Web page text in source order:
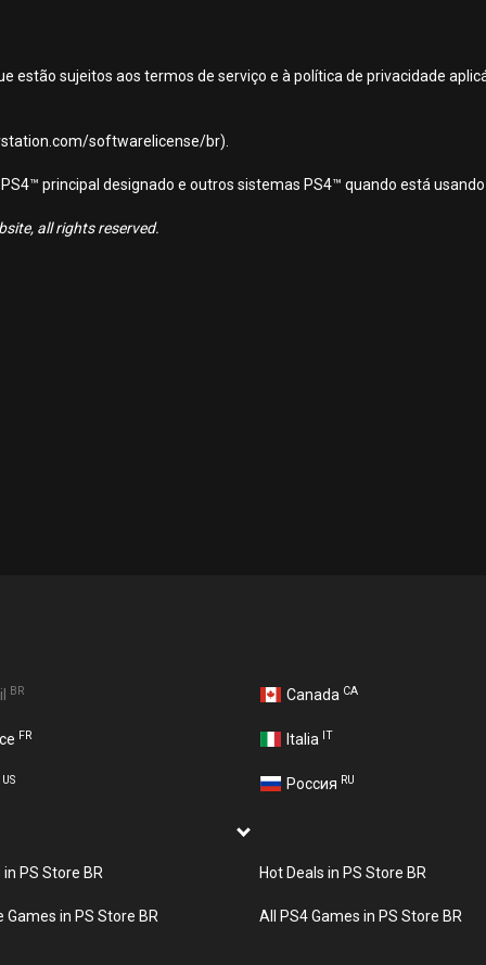
estão sujeitos aos termos de serviço e à política de privacidade
softwarelicense/br).
principal designado e outros sistemas PS4™ quando está
all rights reserved.
BR Canada CA
FR Italia IT
US Россия RU
in PS Store BR Hot Deals in PS Store BR
Games in PS Store BR All PS4 Games in PS Store BR